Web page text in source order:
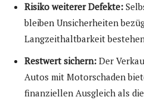
Risiko weiterer Defekte:
bleiben Unsicherheiten
Langzeithaltbarkeit
Restwert sichern: Der
Autos mit Motorschaden
finanziellen Ausgleich als